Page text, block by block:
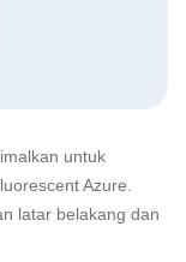
untuk
Azure.
latar belakang dan